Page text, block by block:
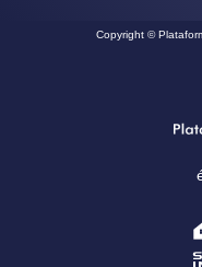
Copyright ©